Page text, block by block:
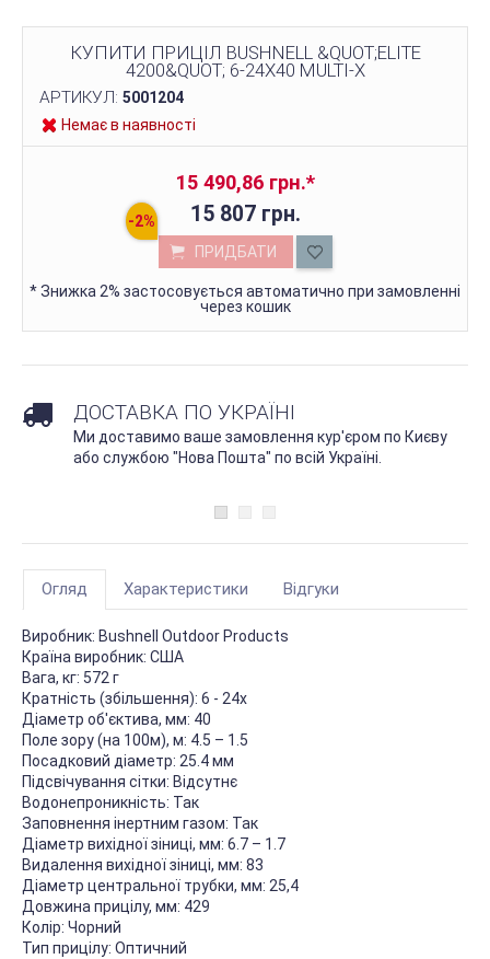
КУПИТИ ПРИЦІЛ BUSHNELL &QUOT;ELITE
4200&QUOT; 6-24Х40 MULTI-X
АРТИКУЛ: 5001204
Немає в наявності
15 490,86 грн.*
15 807 грн.
ПРИДБАТИ
*Знижка 2% застосовується автоматично при замовленні
через кошик
ДОСТАВКА ПО УКРАЇНІ
Ми доставимо ваше замовлення кур'єром по Києву
або службою "Нова Пошта" по всій Україні.
Огляд Характеристики Відгуки
Виробник: Bushnell Outdoor Products
Країна виробник: США
Вага, кг: 572 г
Кратність (збільшення): 6 - 24х
Діаметр об'єктива, мм: 40
Поле зору (на 100м), м: 4.5 – 1.5
Посадковий діаметр: 25.4 мм
Підсвічування сітки: Відсутнє
Водонепроникність: Так
Заповнення інертним газом: Так
Діаметр вихідної зіниці, мм: 6.7 – 1.7
Видалення вихідної зіниці, мм: 83
Діаметр центральної трубки, мм: 25,4
Довжина прицілу, мм: 429
Колір: Чорний
Тип прицілу: Оптичний